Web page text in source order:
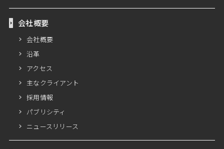
会社概要
会社概要
沿革
アクセス
主なクライアント
採用情報
パブリシティ
ニュースリリース